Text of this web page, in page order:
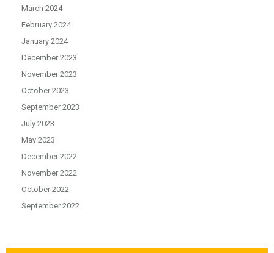
March 2024
February 2024
January 2024
December 2023
November 2023
October 2023
September 2023
July 2023
May 2023
December 2022
November 2022
October 2022
September 2022